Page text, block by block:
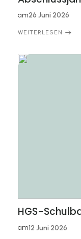
am26 Juni 2026
WEITERLESEN
HGS-
am12 Juni 2026